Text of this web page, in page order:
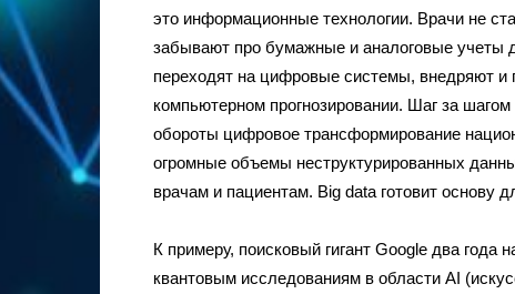
это информационные технологии. Врачи не
забывают про бумажные и аналоговые учеты
переходят на цифровые системы, внедряют и
компьютерном прогнозировании. Шаг за шагом
обороты цифровое трансформирование
огромные объемы неструктурированных
врачам и пациентам. Big data готовит основу
К примеру, поисковый гигант Google два года
квантовым исследованиям в области AI